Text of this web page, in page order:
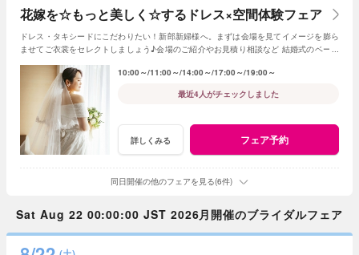
花嫁を☆もっと美しく☆するドレス×空間体験フェア
ドレス・タキシードにこだわりたい！新郎新婦様へ。まずは会場を見てイメージを膨ら
ませてご衣裳をセレクトしましょう♪会場のご紹介やお見積り相談など 結婚式のベース
10:00～ 11:00～ 14:00～ 17:00～ 19:00～
最近4人がチェックしました
詳しくみる フェア予約
同日開催の他のフェアを見る(6件)
Sat Aug 22 00:00:00 JST 2026月開催のブライダルフェア